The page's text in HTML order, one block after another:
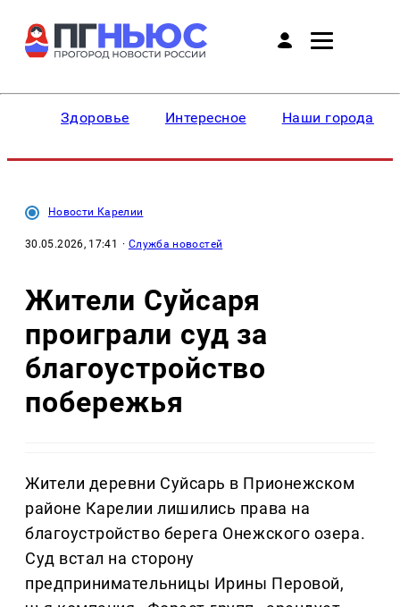
Здоровье Интересное Наши города
Новости Карелии
30.05.2026, 17:41 · Служба новостей
Жители Суйсаря
проиграли суд за
благоустройство
побережья
Жители деревни Суйсарь в Прионежском
районе Карелии лишились права на
благоустройство берега Онежского озера.
Суд встал на сторону
предпринимательницы Ирины Перовой,